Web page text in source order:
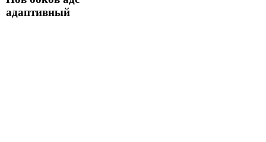
адаптивный